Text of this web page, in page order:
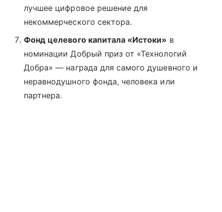
лучшее цифровое решение для
некоммерческого сектора.
Фонд целевого капитала «Истоки» в
номинации Добрый приз от «Технологий
Добра» — награда для самого душевного и
неравнодушного фонда, человека или
партнера.